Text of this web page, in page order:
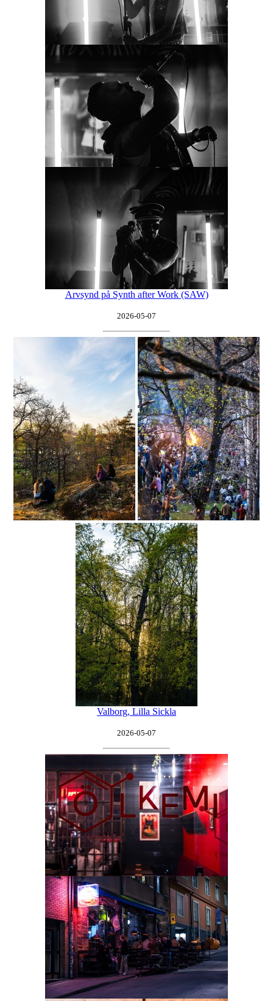
Arvsynd på Synth after Work (SAW)
2026-05-07
Valborg, Lilla Sickla
2026-05-07